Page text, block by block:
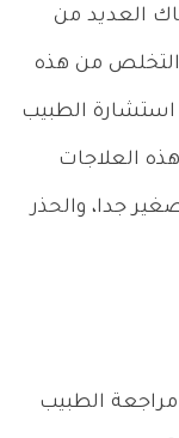
العديد من
التخلص من هذه
استشارة الطبيب
العلاجات
جدا، والحذر
مراجعة الطبيب